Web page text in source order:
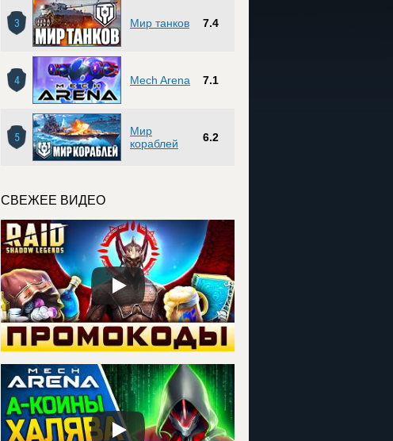
3 Мир танков 7.4
4 Mech Arena 7.1
5
Мир
кораблей
6.2
СВЕЖЕЕ ВИДЕО